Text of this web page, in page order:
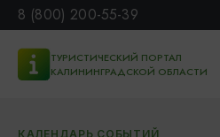
8 (800) 200-55-39
ТУРИСТИЧЕСКИЙ ПОРТАЛ
КАЛИНИНГРАДСКОЙ ОБЛАСТИ
КАЛЕНДАРЬ СОБЫТИЙ